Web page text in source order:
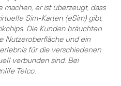
er ist überzeugt, dass
Sim-Karten (eSim) gibt,
Die Kunden bräuchten
Nutzeroberfläche und ein
für die verschiedenen
verbunden sind. Bei
Telco.